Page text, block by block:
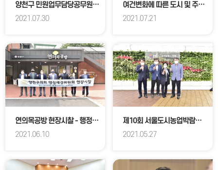
양천구 민원업무담당공무원 보호 및 지원 조례 제정을 위한 간담회
2021.07.30
여건변화에 따른 도시 및 주택분야 최근 잇슈
2021.07.21
연의목공방 현장시찰 - 행정재경위원회
2021.06.10
제10회 서울도시농업박람회 라운딩
2021.05.27